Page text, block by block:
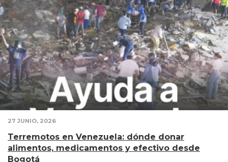
27 JUNIO, 2026
Terremotos en Venezuela: dónde donar
alimentos, medicamentos y efectivo desde
Bogotá